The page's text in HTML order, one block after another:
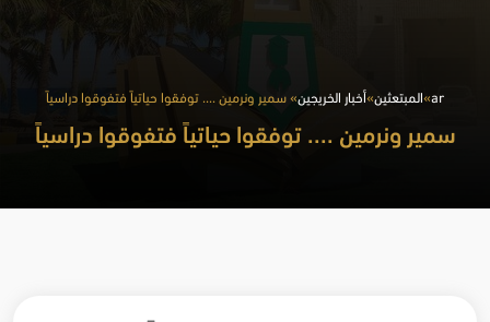
ar
»المبتعثين»أخبار الخريجين» سمير ونرمين .... توفقوا حياتياً فتفوقوا دراسياً
سمير ونرمين .... توفقوا حياتياً فتفوقوا دراسياً